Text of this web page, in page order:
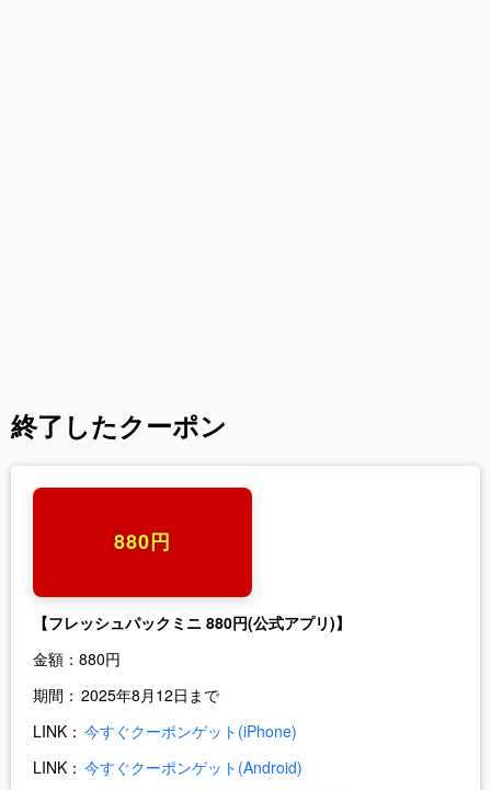
終了したクーポン
880円
【フレッシュパックミニ 880円(公式アプリ)】
金額： 880円
期間： 2025年8月12日まで
LINK： 今すぐクーポンゲット(iPhone)
LINK： 今すぐクーポンゲット(Android)